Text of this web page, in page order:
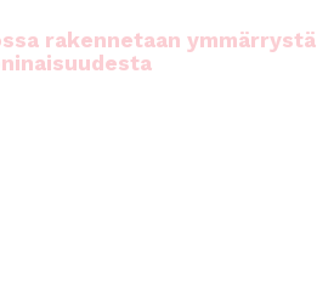
rakennetaan ymmärrystä